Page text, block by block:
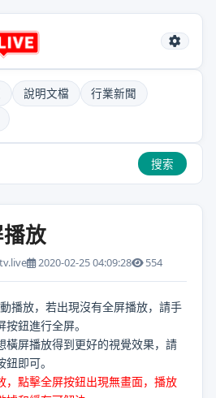
說明文檔
行業新聞
搜索
放
2020-02-25 04:09:28 554
播放，若出現沒有全屏播放，請手
鈕進行全屏。
橫屏播放得到更好的視覺效果，請
即可。
，點擊全屏按鈕出現無畫面，播放